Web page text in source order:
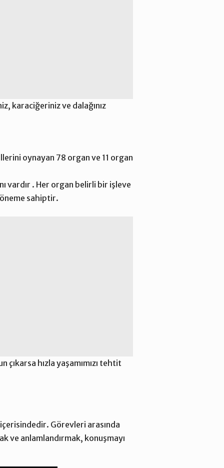
karaciğeriniz ve dalağınız
oynayan 78 organ ve 11 organ
vardır . Her organ belirli bir işleve
sahiptir.
hızla yaşamımızı tehtit
Görevleri arasında
ve anlamlandırmak, konuşmayı